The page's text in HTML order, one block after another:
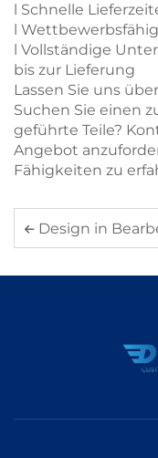
l Schnelle
l
l Vollständige
bis zur Lieferung
Lassen Sie uns
Suchen Sie einen
geführte Teile?
Angebot
Fähigkeiten zu
Design in Bearbeitung: Maßgeschneidertes Gießteil für